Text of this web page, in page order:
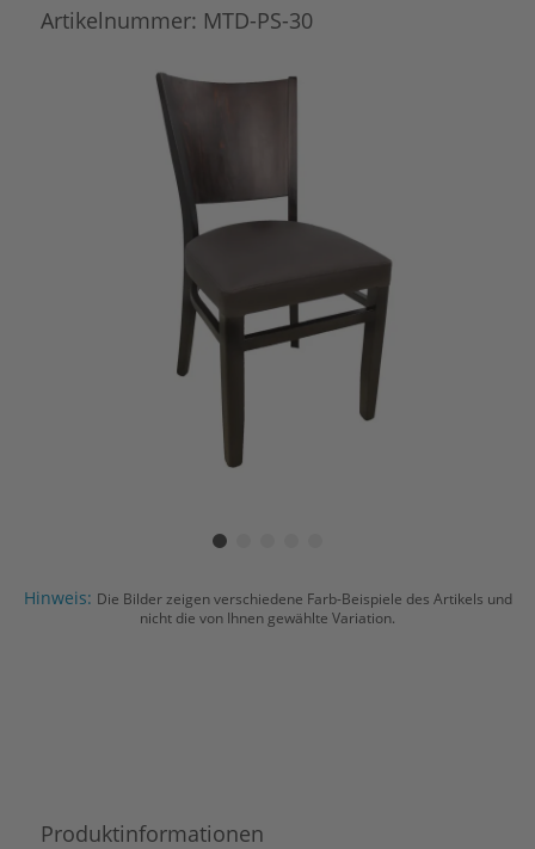
Artikelnummer: MTD-PS-30
Hinweis: Die Bilder zeigen verschiedene Farb-Beispiele des Artikels und
nicht die von Ihnen gewählte Variation.
Produktinformationen